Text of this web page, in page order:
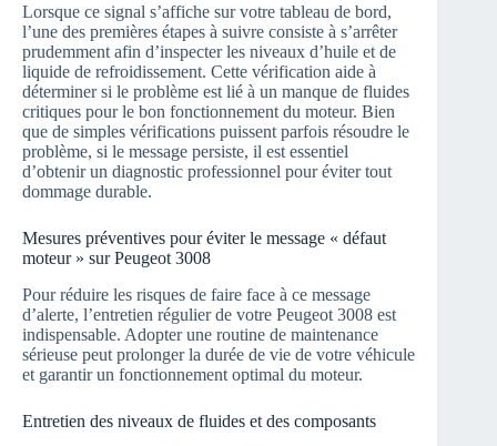
Lorsque ce signal s’affiche sur votre tableau de bord,
l’une des premières étapes à suivre consiste à s’arrêter
prudemment afin d’inspecter les niveaux d’huile et de
liquide de refroidissement. Cette vérification aide à
déterminer si le problème est lié à un manque de fluides
critiques pour le bon fonctionnement du moteur. Bien
que de simples vérifications puissent parfois résoudre le
problème, si le message persiste, il est essentiel
d’obtenir un diagnostic professionnel pour éviter tout
dommage durable.
Mesures préventives pour éviter le message « défaut
moteur » sur Peugeot 3008
Pour réduire les risques de faire face à ce message
d’alerte, l’entretien régulier de votre Peugeot 3008 est
indispensable. Adopter une routine de maintenance
sérieuse peut prolonger la durée de vie de votre véhicule
et garantir un fonctionnement optimal du moteur.
Entretien des niveaux de fluides et des composants